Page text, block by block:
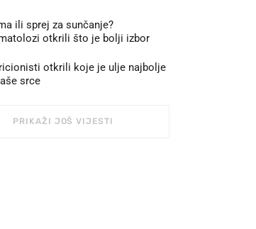
ili sprej za sunčanje?
otkrili što je bolji izbor
otkrili koje je ulje najbolje
srce
PRIKAŽI JOŠ VIJESTI